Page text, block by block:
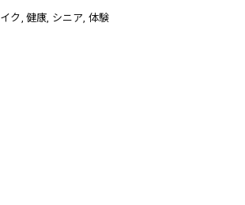
ク 健康 シニア 体験